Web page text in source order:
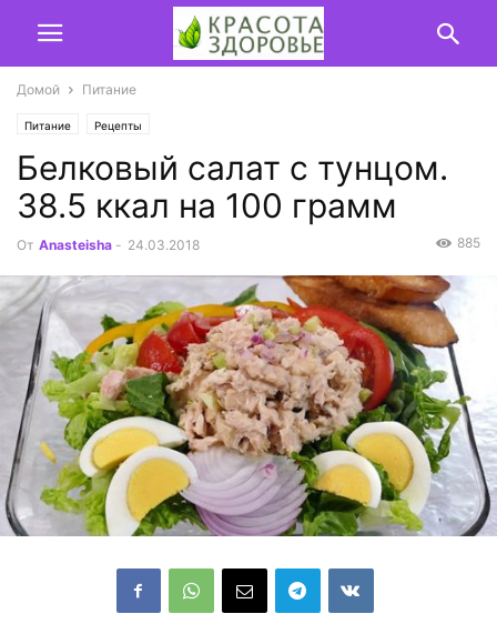
Домой Питание
Питание Рецепты
Белковый салат с тунцом.
38.5 ккал на 100 грамм
От Anasteisha - 24.03.2018 885